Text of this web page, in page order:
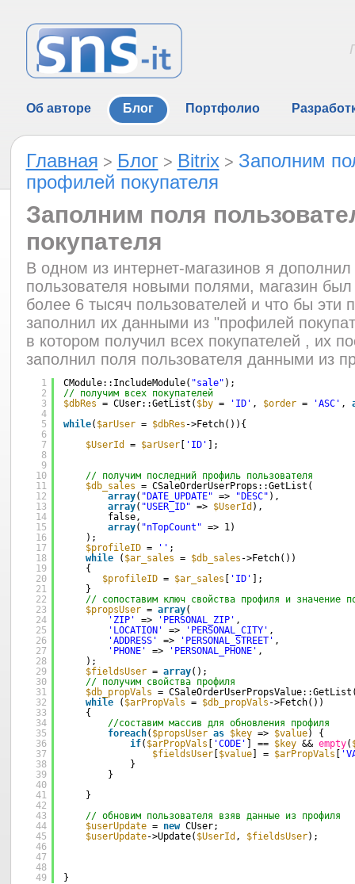
Об авторе Блог Портфолио
Главная > Блог > Bitrix> Заполним
профилей покупателя
Заполним поля
покупателя
В одном из интернет-магазинов я
пользователя новыми полями, магазин был
более 6 тысяч пользователей и что бы эти
заполнил их данными из "профилей
в котором получил всех покупателей , их
заполнил поля пользователя данными из
1
2
3
4
5
6
7
8
9
10
11
12
13
14
15
16
17
18
19
20
21
22
23
24
25
26
27
28
29
30
31
32
33
34
35
36
37
38
39
40
41
42
43
44
45
46
47
48
49
CModule::IncludeModule( "sale" );
// получим всех покупателей
$dbRes = CUser::GetList( $by = 'ID' , $order = 'ASC' ,
while( $arUser = $dbRes ->Fetch()){
$UserId
= $arUser[ 'ID' ];
// получим последний профиль пользователя
$db_sales = CSaleOrderUserProps::GetList(
array( "DATE_UPDATE" => "DESC" ),
array( "USER_ID" => $UserId ),
false,
array( "nTopCount" => 1)
);
$profileID = '' ;
while
( $ar_sales = $db_sales ->Fetch())
{
$profileID = $ar_sales 'ID'
];
}
// сопоставим ключ свойства профиля и значение
$propsUser = array(
'ZIP'
=> 'PERSONAL_ZIP' ,
'LOCATION'
=> 'PERSONAL_CITY' ,
'ADDRESS'
=> 'PERSONAL_STREET' ,
'PHONE'
=> 'PERSONAL_PHONE' ,
);
$fieldsUser = array();
// получим свойства профиля
$db_propVals =
while
( $arPropVals = $db_propVals ->Fetch())
{
//составим массив для обновления профиля
foreach( $propsUser as $key => $value) {
if( $arPropVals 'CODE' ] == $key && empty(
$fieldsUser[ $value] = $arPropVals
}
}
}
// обновим пользователя взяв данные из профиля
$userUpdate = new CUser;
$userUpdate->Update( $UserId , $fieldsUser);
}